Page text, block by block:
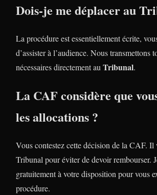
Dois-je me déplacer au
La procédure est essentiellement écrite,
d’assister à l’audience. Nous transmettons
nécessaires directement au Tribunal.
La CAF considère que
les allocations ?
Vous contestez cette décision de la CAF. Il
Tribunal pour éviter de devoir rembourser.
gratuitement à votre disposition pour vous
procédure.